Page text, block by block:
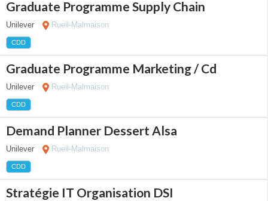
Graduate Programme Supply Chain
Unilever Rueil-Malmaison
CDD
Graduate Programme Marketing / Cd
Unilever Rueil-Malmaison
CDD
Demand Planner Dessert Alsa
Unilever Rueil-Malmaison
CDD
Stratégie IT Organisation DSI